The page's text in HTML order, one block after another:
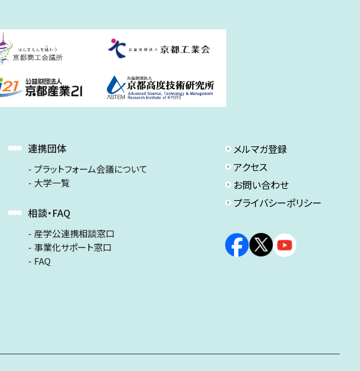
連携団体
プラットフォーム会議について
大学一覧
相談・FAQ
産学公連携相談窓口
事業化サポート窓口
FAQ
メルマガ登録
アクセス
お問い合わせ
プライバシーポリシー